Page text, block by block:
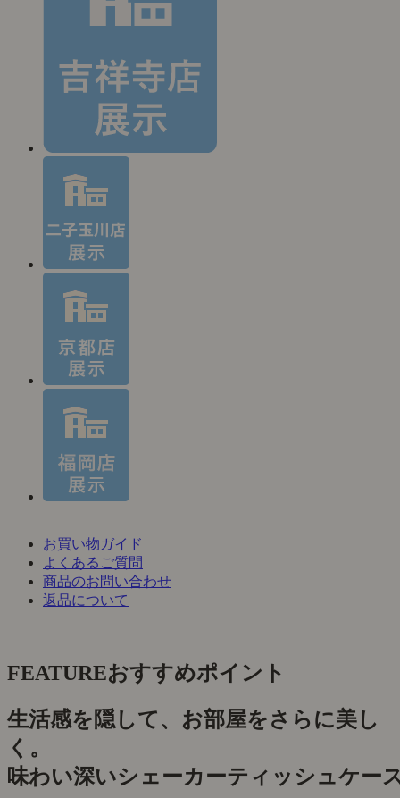
お買い物ガイド
よくあるご質問
商品のお問い合わせ
返品について
FEATUREおすすめポイント
生活感を隠して、お部屋をさらに美し
く。
味わい深いシェーカーティッシュケー